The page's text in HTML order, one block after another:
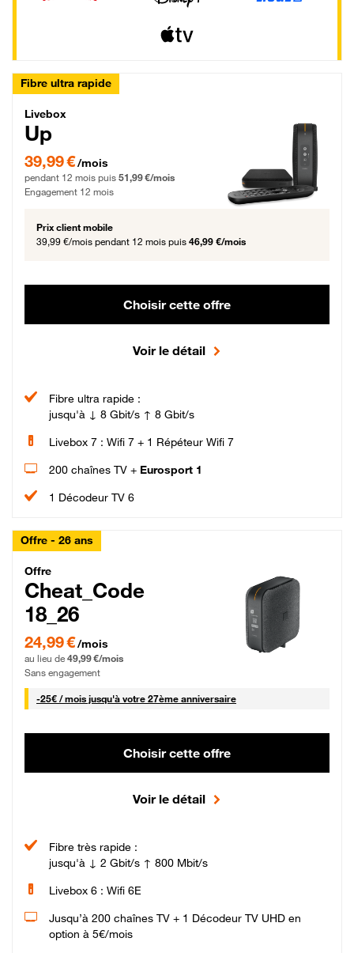
Fibre ultra rapide
Livebox Up Fibre
Livebox
Up
39,99 € par mois pendant 12 mois puis 51,99 € par mois, Engagement 12 mois
39,99 €/mois
pendant 12 mois puis 51,99 €/mois
Engagement 12 mois
Prix client mobile
39,99 €/mois pendant 12 mois puis 46,99 €/mois
Choisir cette offre
Voir le détail
Fibre ultra rapide :
jusqu'à ↓ 8 Gbit/s ↑ 8 Gbit/s
Livebox 7 : Wifi 7 + 1 Répéteur Wifi 7
200 chaînes TV + Eurosport 1
1 Décodeur TV 6
Offre - 26 ans
Cheat_Code Fibre_18_26
Offre
Cheat_Code
18_26
24,99 € par mois pendant 0 mois puis 49,99 € par mois, Sans engagement
24,99 €/mois
au lieu de 49,99 €/mois
Sans engagement
-25€ / mois25 € par mois
jusqu'à votre 27ème anniversaire
Choisir cette offre
Voir le détail
Fibre très rapide :
jusqu'à ↓ 2 Gbit/s ↑ 800 Mbit/s
Livebox 6 : Wifi 6E
Jusqu’à 200 chaînes TV + 1 Décodeur TV UHD en
option à 5€/mois